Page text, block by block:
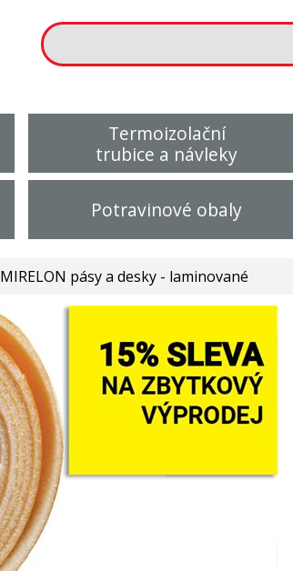
Termoizolační
trubice a návleky
Potravinové obaly
MIRELON pásy a desky - laminované